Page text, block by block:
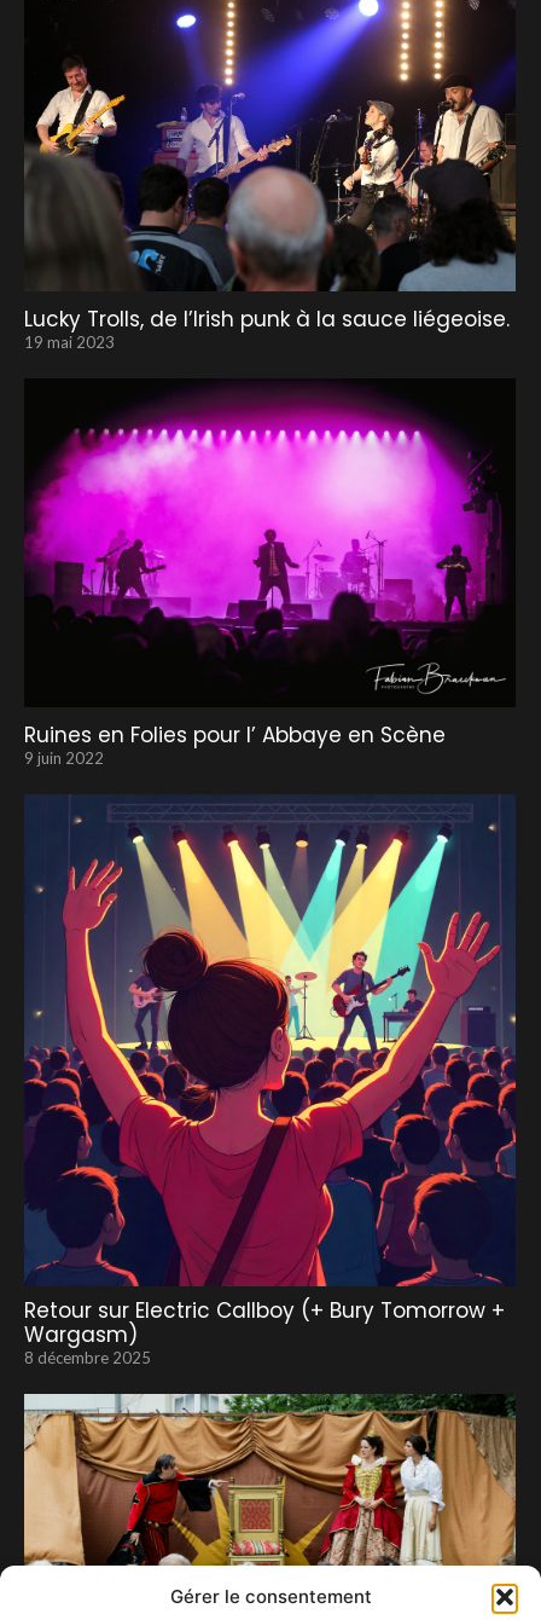
Gérer le consentement
Lucky Trolls, de l’Irish punk à la sauce liégeoise.
19 mai 2023
Ruines en Folies pour l’ Abbaye en Scène
9 juin 2022
Retour sur Electric Callboy (+ Bury Tomorrow +
Wargasm)
8 décembre 2025